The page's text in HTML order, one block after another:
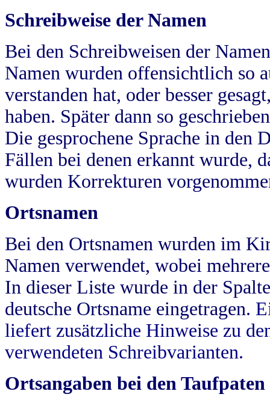
Schreibweise der Namen
Bei den Schreibweisen der
Namen wurden offensichtlich so
verstanden hat, oder besser
haben. Später dann so
Die gesprochene Sprache in
Fällen bei denen erkannt wurde,
wurden Korrekturen
Ortsnamen
Bei den Ortsnamen wurden im
Namen verwendet, wobei
In dieser Liste wurde in der
deutsche Ortsname eingetragen.
liefert zusätzliche Hinweise zu
verwendeten Schreibvarianten.
Ortsangaben bei den Taufpaten